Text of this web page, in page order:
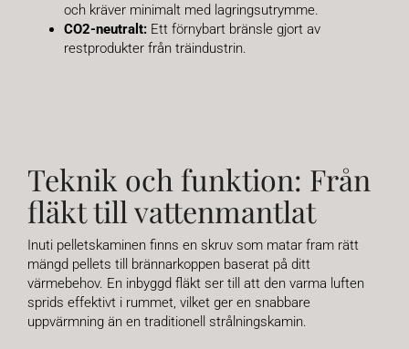
och kräver minimalt med lagringsutrymme.
CO2-neutralt:Ett förnybart bränsle gjort av
restprodukter från träindustrin.
Teknik och funktion: Från
fläkt till vattenmantlat
Inuti pelletskaminen finns en skruv som matar fram rätt
mängd pellets till brännarkoppen baserat på ditt
värmebehov. En inbyggd fläkt ser till att den varma luften
sprids effektivt i rummet, vilket ger en snabbare
uppvärmning än en traditionell strålningskamin.